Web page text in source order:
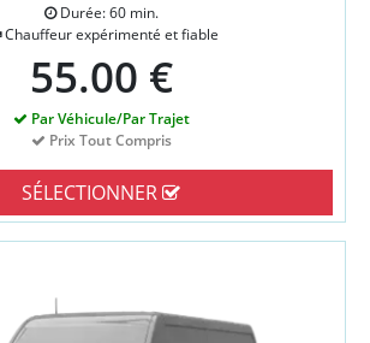
Durée: 60 min.
Chauffeur expérimenté et fiable
55.00 €
Par Véhicule/Par Trajet
Prix Tout Compris
SÉLECTIONNER